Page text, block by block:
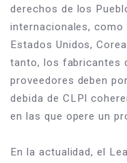
derechos de los
internacionales, como
Estados Unidos,
tanto, los fabricantes
proveedores deben
debida de CLPI
en las que opere un
En la actualidad, el